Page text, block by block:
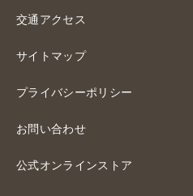
交通アクセス
サイトマップ
プライバシーポリシー
お問い合わせ
公式オンラインストア